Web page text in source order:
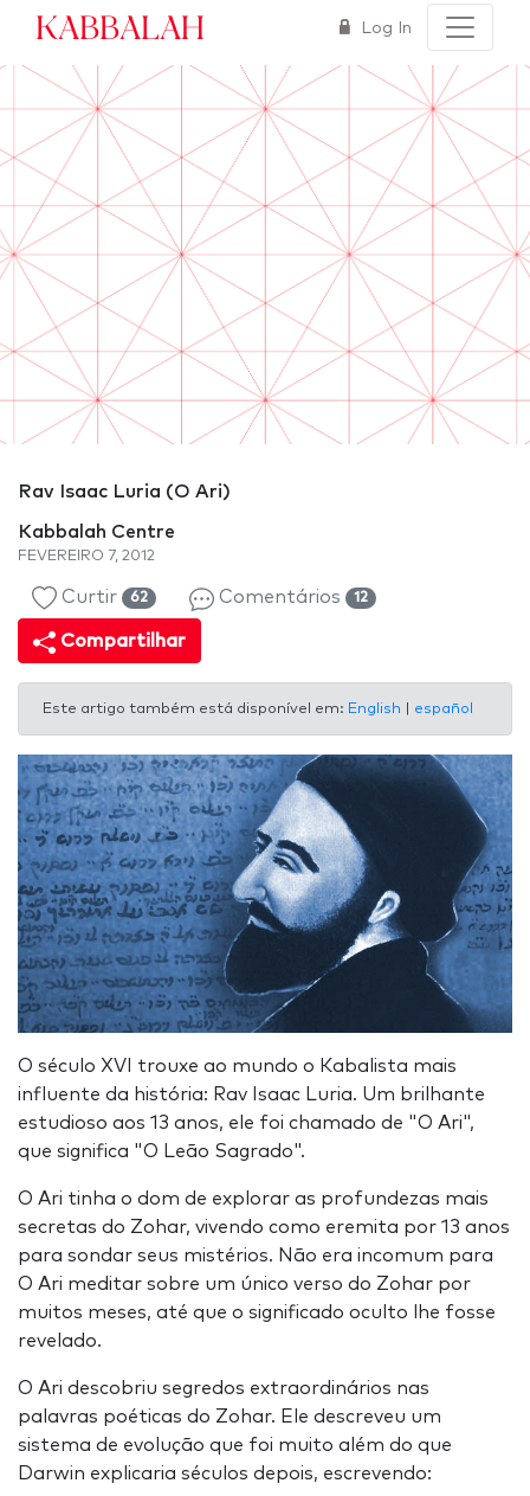
Kabbalah Log In
Rav Isaac Luria (O Ari)
Kabbalah Centre
FEVEREIRO 7, 2012
Curtir 62 Comentários 12
Compartilhar
Este artigo também está disponível em: English español
O século XVI trouxe ao mundo o Kabalista mais
influente da história: Rav Isaac Luria. Um brilhante
estudioso aos 13 anos, ele foi chamado de "O Ari",
que significa "O Leão Sagrado".
O Ari tinha o dom de explorar as profundezas mais
secretas do Zohar, vivendo como eremita por 13 anos
para sondar seus mistérios. Não era incomum para
O Ari meditar sobre um único verso do Zohar por
muitos meses, até que o significado oculto lhe fosse
revelado.
O Ari descobriu segredos extraordinários nas
palavras poéticas do Zohar. Ele descreveu um
sistema de evolução que foi muito além do que
Darwin explicaria séculos depois, escrevendo: